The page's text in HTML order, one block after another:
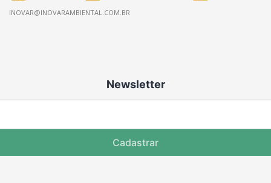
INOVAR@INOVARAMBIENTAL.COM.BR
Newsletter
Cadastrar